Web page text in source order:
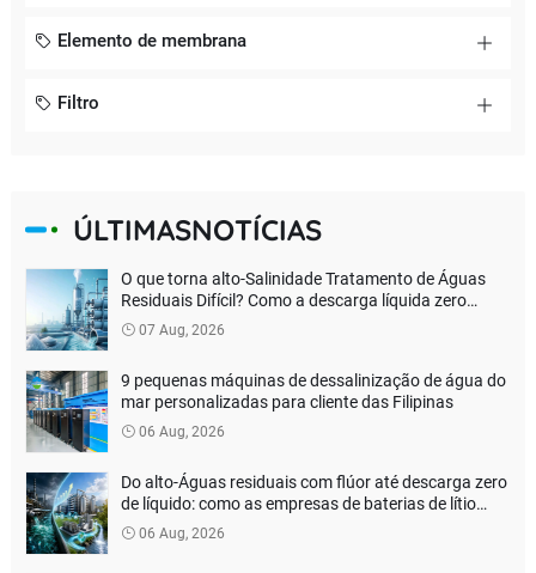
Elemento de membrana
Filtro
ÚLTIMASNOTÍCIAS
O que torna alto-Salinidade Tratamento de Águas
Residuais Difícil? Como a descarga líquida zero
verdadeira pode ser alcançada?
07 Aug, 2026
9 pequenas máquinas de dessalinização de água do
mar personalizadas para cliente das Filipinas
06 Aug, 2026
Do alto-Águas residuais com flúor até descarga zero
de líquido: como as empresas de baterias de lítio
podem reduzir os custos de tratamento ambiental?
06 Aug, 2026